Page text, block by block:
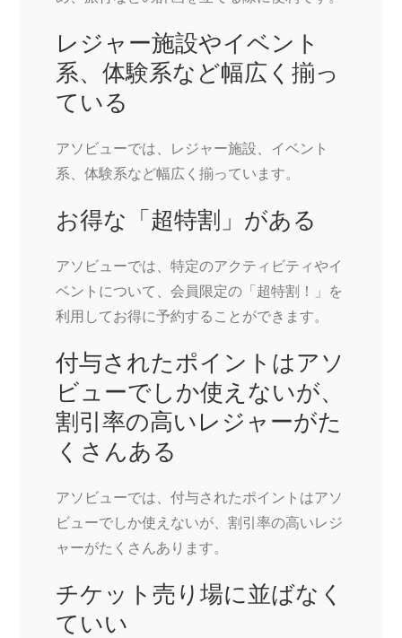
レジャー施設やイベント
系、体験系など幅広く揃っ
ている
アソビューでは、レジャー施設、イベント
系、体験系など幅広く揃っています。
お得な「超特割」がある
アソビューでは、特定のアクティビティやイ
ベントについて、会員限定の「超特割！」を
利用してお得に予約することができます。
付与されたポイントはアソ
ビューでしか使えないが、
割引率の高いレジャーがた
くさんある
アソビューでは、付与されたポイントはアソ
ビューでしか使えないが、割引率の高いレジ
ャーがたくさんあります。
チケット売り場に並ばなく
ていい